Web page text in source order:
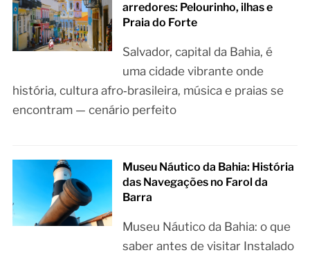
arredores: Pelourinho, ilhas e
Praia do Forte
Salvador, capital da Bahia, é
uma cidade vibrante onde
história, cultura afro‑brasileira, música e praias se
encontram — cenário perfeito
Museu Náutico da Bahia: História
das Navegações no Farol da
Barra
Museu Náutico da Bahia: o que
saber antes de visitar Instalado